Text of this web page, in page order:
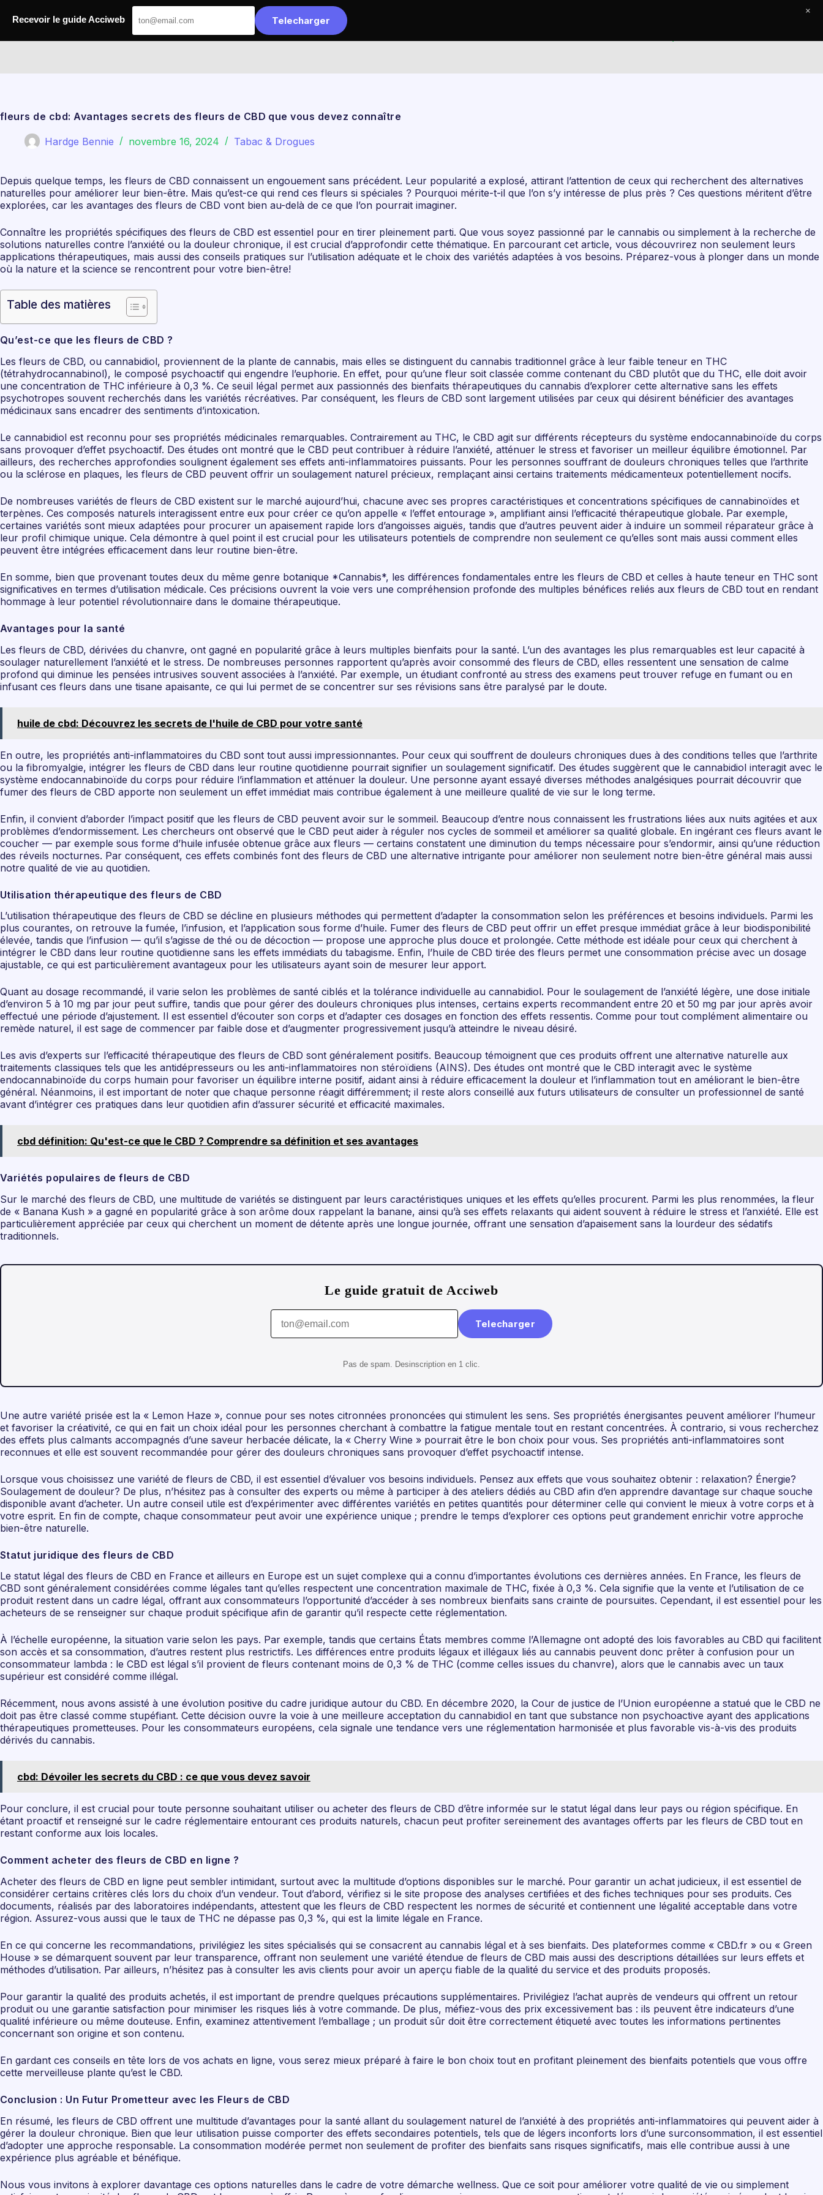
fleurs de cbd: Avantages secrets des fleurs de CBD que vous devez connaître
Hardge Bennie novembre 16, 2024 Tabac & Drogues
Depuis quelque temps, les fleurs de CBD connaissent un engouement sans précédent. Leur popularité a explosé, attirant l’attention de ceux qui recherchent des alternatives
naturelles pour améliorer leur bien-être. Mais qu’est-ce qui rend ces fleurs si spéciales ? Pourquoi mérite-t-il que l’on s’y intéresse de plus près ? Ces questions méritent d’être
explorées, car les avantages des fleurs de CBD vont bien au-delà de ce que l’on pourrait imaginer.
Connaître les propriétés spécifiques des fleurs de CBD est essentiel pour en tirer pleinement parti. Que vous soyez passionné par le cannabis ou simplement à la recherche de
solutions naturelles contre l’anxiété ou la douleur chronique, il est crucial d’approfondir cette thématique. En parcourant cet article, vous découvrirez non seulement leurs
applications thérapeutiques, mais aussi des conseils pratiques sur l’utilisation adéquate et le choix des variétés adaptées à vos besoins. Préparez-vous à plonger dans un monde
où la nature et la science se rencontrent pour votre bien-être!
Table des matières
Qu’est-ce que les fleurs de CBD ?
Les fleurs de CBD, ou cannabidiol, proviennent de la plante de cannabis, mais elles se distinguent du cannabis traditionnel grâce à leur faible teneur en THC
(tétrahydrocannabinol), le composé psychoactif qui engendre l’euphorie. En effet, pour qu’une fleur soit classée comme contenant du CBD plutôt que du THC, elle doit avoir
une concentration de THC inférieure à 0,3 %. Ce seuil légal permet aux passionnés des bienfaits thérapeutiques du cannabis d’explorer cette alternative sans les effets
psychotropes souvent recherchés dans les variétés récréatives. Par conséquent, les fleurs de CBD sont largement utilisées par ceux qui désirent bénéficier des avantages
médicinaux sans encadrer des sentiments d’intoxication.
Le cannabidiol est reconnu pour ses propriétés médicinales remarquables. Contrairement au THC, le CBD agit sur différents récepteurs du système endocannabinoïde du corps
sans provoquer d’effet psychoactif. Des études ont montré que le CBD peut contribuer à réduire l’anxiété, atténuer le stress et favoriser un meilleur équilibre émotionnel. Par
ailleurs, des recherches approfondies soulignent également ses effets anti-inflammatoires puissants. Pour les personnes souffrant de douleurs chroniques telles que l’arthrite
ou la sclérose en plaques, les fleurs de CBD peuvent offrir un soulagement naturel précieux, remplaçant ainsi certains traitements médicamenteux potentiellement nocifs.
De nombreuses variétés de fleurs de CBD existent sur le marché aujourd’hui, chacune avec ses propres caractéristiques et concentrations spécifiques de cannabinoïdes et
terpènes. Ces composés naturels interagissent entre eux pour créer ce qu’on appelle « l’effet entourage », amplifiant ainsi l’efficacité thérapeutique globale. Par exemple,
certaines variétés sont mieux adaptées pour procurer un apaisement rapide lors d’angoisses aiguës, tandis que d’autres peuvent aider à induire un sommeil réparateur grâce à
leur profil chimique unique. Cela démontre à quel point il est crucial pour les utilisateurs potentiels de comprendre non seulement ce qu’elles sont mais aussi comment elles
peuvent être intégrées efficacement dans leur routine bien-être.
En somme, bien que provenant toutes deux du même genre botanique *Cannabis*, les différences fondamentales entre les fleurs de CBD et celles à haute teneur en THC sont
significatives en termes d’utilisation médicale. Ces précisions ouvrent la voie vers une compréhension profonde des multiples bénéfices reliés aux fleurs de CBD tout en rendant
hommage à leur potentiel révolutionnaire dans le domaine thérapeutique.
Avantages pour la santé
Les fleurs de CBD, dérivées du chanvre, ont gagné en popularité grâce à leurs multiples bienfaits pour la santé. L’un des avantages les plus remarquables est leur capacité à
soulager naturellement l’anxiété et le stress. De nombreuses personnes rapportent qu’après avoir consommé des fleurs de CBD, elles ressentent une sensation de calme
profond qui diminue les pensées intrusives souvent associées à l’anxiété. Par exemple, un étudiant confronté au stress des examens peut trouver refuge en fumant ou en
infusant ces fleurs dans une tisane apaisante, ce qui lui permet de se concentrer sur ses révisions sans être paralysé par le doute.
huile de cbd: Découvrez les secrets de l'huile de CBD pour votre santé
En outre, les propriétés anti-inflammatoires du CBD sont tout aussi impressionnantes. Pour ceux qui souffrent de douleurs chroniques dues à des conditions telles que l’arthrite
ou la fibromyalgie, intégrer les fleurs de CBD dans leur routine quotidienne pourrait signifier un soulagement significatif. Des études suggèrent que le cannabidiol interagit avec le
système endocannabinoïde du corps pour réduire l’inflammation et atténuer la douleur. Une personne ayant essayé diverses méthodes analgésiques pourrait découvrir que
fumer des fleurs de CBD apporte non seulement un effet immédiat mais contribue également à une meilleure qualité de vie sur le long terme.
Enfin, il convient d’aborder l’impact positif que les fleurs de CBD peuvent avoir sur le sommeil. Beaucoup d’entre nous connaissent les frustrations liées aux nuits agitées et aux
problèmes d’endormissement. Les chercheurs ont observé que le CBD peut aider à réguler nos cycles de sommeil et améliorer sa qualité globale. En ingérant ces fleurs avant le
coucher — par exemple sous forme d’huile infusée obtenue grâce aux fleurs — certains constatent une diminution du temps nécessaire pour s’endormir, ainsi qu’une réduction
des réveils nocturnes. Par conséquent, ces effets combinés font des fleurs de CBD une alternative intrigante pour améliorer non seulement notre bien-être général mais aussi
notre qualité de vie au quotidien.
Utilisation thérapeutique des fleurs de CBD
L’utilisation thérapeutique des fleurs de CBD se décline en plusieurs méthodes qui permettent d’adapter la consommation selon les préférences et besoins individuels. Parmi les
plus courantes, on retrouve la fumée, l’infusion, et l’application sous forme d’huile. Fumer des fleurs de CBD peut offrir un effet presque immédiat grâce à leur biodisponibilité
élevée, tandis que l’infusion — qu’il s’agisse de thé ou de décoction — propose une approche plus douce et prolongée. Cette méthode est idéale pour ceux qui cherchent à
intégrer le CBD dans leur routine quotidienne sans les effets immédiats du tabagisme. Enfin, l’huile de CBD tirée des fleurs permet une consommation précise avec un dosage
ajustable, ce qui est particulièrement avantageux pour les utilisateurs ayant soin de mesurer leur apport.
Quant au dosage recommandé, il varie selon les problèmes de santé ciblés et la tolérance individuelle au cannabidiol. Pour le soulagement de l’anxiété légère, une dose initiale
d’environ 5 à 10 mg par jour peut suffire, tandis que pour gérer des douleurs chroniques plus intenses, certains experts recommandent entre 20 et 50 mg par jour après avoir
effectué une période d’ajustement. Il est essentiel d’écouter son corps et d’adapter ces dosages en fonction des effets ressentis. Comme pour tout complément alimentaire ou
remède naturel, il est sage de commencer par faible dose et d’augmenter progressivement jusqu’à atteindre le niveau désiré.
Les avis d’experts sur l’efficacité thérapeutique des fleurs de CBD sont généralement positifs. Beaucoup témoignent que ces produits offrent une alternative naturelle aux
traitements classiques tels que les antidépresseurs ou les anti-inflammatoires non stéroïdiens (AINS). Des études ont montré que le CBD interagit avec le système
endocannabinoïde du corps humain pour favoriser un équilibre interne positif, aidant ainsi à réduire efficacement la douleur et l’inflammation tout en améliorant le bien-être
général. Néanmoins, il est important de noter que chaque personne réagit différemment; il reste alors conseillé aux futurs utilisateurs de consulter un professionnel de santé
avant d’intégrer ces pratiques dans leur quotidien afin d’assurer sécurité et efficacité maximales.
cbd définition: Qu'est-ce que le CBD ? Comprendre sa définition et ses avantages
Variétés populaires de fleurs de CBD
Sur le marché des fleurs de CBD, une multitude de variétés se distinguent par leurs caractéristiques uniques et les effets qu’elles procurent. Parmi les plus renommées, la fleur
de « Banana Kush » a gagné en popularité grâce à son arôme doux rappelant la banane, ainsi qu’à ses effets relaxants qui aident souvent à réduire le stress et l’anxiété. Elle est
particulièrement appréciée par ceux qui cherchent un moment de détente après une longue journée, offrant une sensation d’apaisement sans la lourdeur des sédatifs
traditionnels.
Le guide gratuit de Acciweb
Telecharger
Pas de spam. Desinscription en 1 clic.
Une autre variété prisée est la « Lemon Haze », connue pour ses notes citronnées prononcées qui stimulent les sens. Ses propriétés énergisantes peuvent améliorer l’humeur
et favoriser la créativité, ce qui en fait un choix idéal pour les personnes cherchant à combattre la fatigue mentale tout en restant concentrées. À contrario, si vous recherchez
des effets plus calmants accompagnés d’une saveur herbacée délicate, la « Cherry Wine » pourrait être le bon choix pour vous. Ses propriétés anti-inflammatoires sont
reconnues et elle est souvent recommandée pour gérer des douleurs chroniques sans provoquer d’effet psychoactif intense.
Lorsque vous choisissez une variété de fleurs de CBD, il est essentiel d’évaluer vos besoins individuels. Pensez aux effets que vous souhaitez obtenir : relaxation? Énergie?
Soulagement de douleur? De plus, n’hésitez pas à consulter des experts ou même à participer à des ateliers dédiés au CBD afin d’en apprendre davantage sur chaque souche
disponible avant d’acheter. Un autre conseil utile est d’expérimenter avec différentes variétés en petites quantités pour déterminer celle qui convient le mieux à votre corps et à
votre esprit. En fin de compte, chaque consommateur peut avoir une expérience unique ; prendre le temps d’explorer ces options peut grandement enrichir votre approche
bien-être naturelle.
Statut juridique des fleurs de CBD
Le statut légal des fleurs de CBD en France et ailleurs en Europe est un sujet complexe qui a connu d’importantes évolutions ces dernières années. En France, les fleurs de
CBD sont généralement considérées comme légales tant qu’elles respectent une concentration maximale de THC, fixée à 0,3 %. Cela signifie que la vente et l’utilisation de ce
produit restent dans un cadre légal, offrant aux consommateurs l’opportunité d’accéder à ses nombreux bienfaits sans crainte de poursuites. Cependant, il est essentiel pour les
acheteurs de se renseigner sur chaque produit spécifique afin de garantir qu’il respecte cette réglementation.
À l’échelle européenne, la situation varie selon les pays. Par exemple, tandis que certains États membres comme l’Allemagne ont adopté des lois favorables au CBD qui facilitent
son accès et sa consommation, d’autres restent plus restrictifs. Les différences entre produits légaux et illégaux liés au cannabis peuvent donc prêter à confusion pour un
consommateur lambda : le CBD est légal s’il provient de fleurs contenant moins de 0,3 % de THC (comme celles issues du chanvre), alors que le cannabis avec un taux
supérieur est considéré comme illégal.
Récemment, nous avons assisté à une évolution positive du cadre juridique autour du CBD. En décembre 2020, la Cour de justice de l’Union européenne a statué que le CBD ne
doit pas être classé comme stupéfiant. Cette décision ouvre la voie à une meilleure acceptation du cannabidiol en tant que substance non psychoactive ayant des applications
thérapeutiques prometteuses. Pour les consommateurs européens, cela signale une tendance vers une réglementation harmonisée et plus favorable vis-à-vis des produits
dérivés du cannabis.
cbd: Dévoiler les secrets du CBD : ce que vous devez savoir
Pour conclure, il est crucial pour toute personne souhaitant utiliser ou acheter des fleurs de CBD d’être informée sur le statut légal dans leur pays ou région spécifique. En
étant proactif et renseigné sur le cadre réglementaire entourant ces produits naturels, chacun peut profiter sereinement des avantages offerts par les fleurs de CBD tout en
restant conforme aux lois locales.
Comment acheter des fleurs de CBD en ligne ?
Acheter des fleurs de CBD en ligne peut sembler intimidant, surtout avec la multitude d’options disponibles sur le marché. Pour garantir un achat judicieux, il est essentiel de
considérer certains critères clés lors du choix d’un vendeur. Tout d’abord, vérifiez si le site propose des analyses certifiées et des fiches techniques pour ses produits. Ces
documents, réalisés par des laboratoires indépendants, attestent que les fleurs de CBD respectent les normes de sécurité et contiennent une légalité acceptable dans votre
région. Assurez-vous aussi que le taux de THC ne dépasse pas 0,3 %, qui est la limite légale en France.
En ce qui concerne les recommandations, privilégiez les sites spécialisés qui se consacrent au cannabis légal et à ses bienfaits. Des plateformes comme « CBD.fr » ou « Green
House » se démarquent souvent par leur transparence, offrant non seulement une variété étendue de fleurs de CBD mais aussi des descriptions détaillées sur leurs effets et
méthodes d’utilisation. Par ailleurs, n’hésitez pas à consulter les avis clients pour avoir un aperçu fiable de la qualité du service et des produits proposés.
Pour garantir la qualité des produits achetés, il est important de prendre quelques précautions supplémentaires. Privilégiez l’achat auprès de vendeurs qui offrent un retour
produit ou une garantie satisfaction pour minimiser les risques liés à votre commande. De plus, méfiez-vous des prix excessivement bas : ils peuvent être indicateurs d’une
qualité inférieure ou même douteuse. Enfin, examinez attentivement l’emballage ; un produit sûr doit être correctement étiqueté avec toutes les informations pertinentes
concernant son origine et son contenu.
En gardant ces conseils en tête lors de vos achats en ligne, vous serez mieux préparé à faire le bon choix tout en profitant pleinement des bienfaits potentiels que vous offre
cette merveilleuse plante qu’est le CBD.
Conclusion : Un Futur Prometteur avec les Fleurs de CBD
En résumé, les fleurs de CBD offrent une multitude d’avantages pour la santé allant du soulagement naturel de l’anxiété à des propriétés anti-inflammatoires qui peuvent aider à
gérer la douleur chronique. Bien que leur utilisation puisse comporter des effets secondaires potentiels, tels que de légers inconforts lors d’une surconsommation, il est essentiel
d’adopter une approche responsable. La consommation modérée permet non seulement de profiter des bienfaits sans risques significatifs, mais elle contribue aussi à une
expérience plus agréable et bénéfique.
Nous vous invitons à explorer davantage ces options naturelles dans le cadre de votre démarche wellness. Que ce soit pour améliorer votre qualité de vie ou simplement
Recevoir le guide Acciweb Telecharger
×